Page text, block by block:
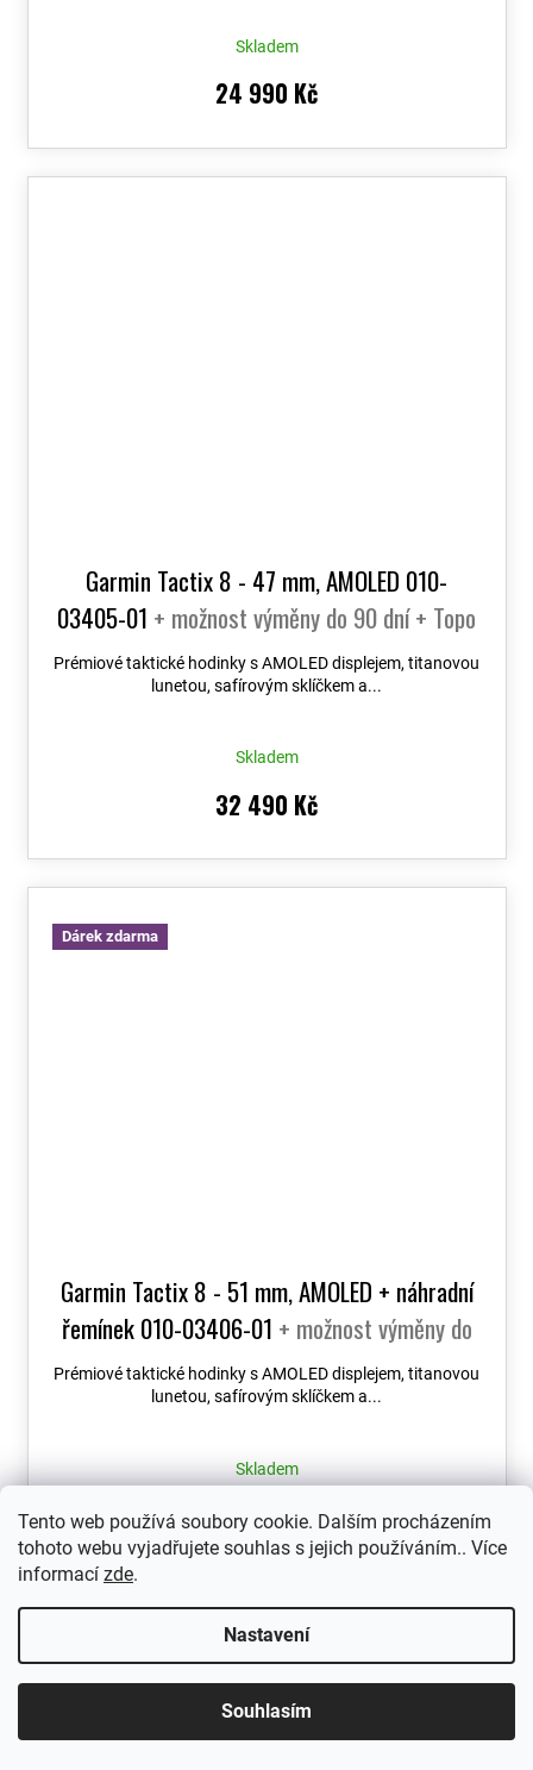
Tento web používá soubory cookie. Dalším procházením
tohoto webu vyjadřujete souhlas s jejich používáním.. Více
informací zde.
Nastavení
Souhlasím
Skladem
24 990 Kč
Garmin Tactix 8 - 47 mm, AMOLED 010-
03405-01 + možnost výměny do 90 dní + Topo
Czech PRO Voucher
Prémiové taktické hodinky s AMOLED displejem, titanovou
lunetou, safírovým sklíčkem a...
Skladem
32 490 Kč
Dárek zdarma
Garmin Tactix 8 - 51 mm, AMOLED + náhradní
řemínek 010-03406-01 + možnost výměny do
90 dní + Topo Czech PRO Voucher
Prémiové taktické hodinky s AMOLED displejem, titanovou
lunetou, safírovým sklíčkem a...
Skladem
34 990 Kč